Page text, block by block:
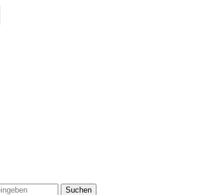
Suchen